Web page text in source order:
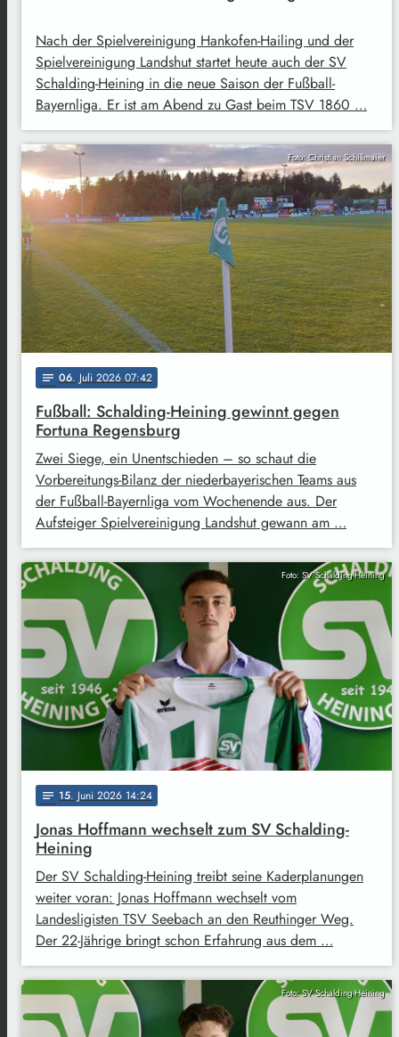
Nach der Spielvereinigung Hankofen-Hailing und der
Spielvereinigung Landshut startet heute auch der SV
Schalding-Heining in die neue Saison der Fußball-
Bayernliga. Er ist am Abend zu Gast beim TSV 1860 …
Foto: Christian Schillmaier
notes 06. Juli 2026 07:42
Fußball: Schalding-Heining gewinnt gegen
Fortuna Regensburg
Zwei Siege, ein Unentschieden – so schaut die
Vorbereitungs-Bilanz der niederbayerischen Teams aus
der Fußball-Bayernliga vom Wochenende aus. Der
Aufsteiger Spielvereinigung Landshut gewann am …
Foto: SV Schalding-Heining
notes 15. Juni 2026 14:24
Jonas Hoffmann wechselt zum SV Schalding-
Heining
Der SV Schalding-Heining treibt seine Kaderplanungen
weiter voran: Jonas Hoffmann wechselt vom
Landesligisten TSV Seebach an den Reuthinger Weg.
Der 22-Jährige bringt schon Erfahrung aus dem …
Foto: SV Schalding-Heining